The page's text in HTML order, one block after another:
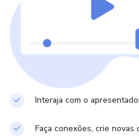
_exercícios guiados;
-ferramentas práticas;
-clareza emocional;
_direcionamento real.
💎 RESULTADOS
Interaja com o
Faça conexões, crie